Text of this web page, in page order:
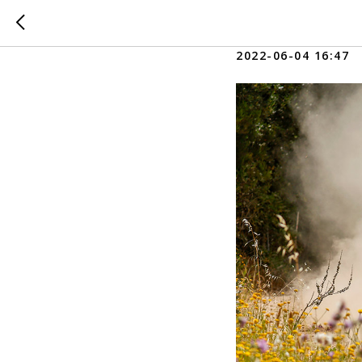
Ралли
2022-06-04 16:47